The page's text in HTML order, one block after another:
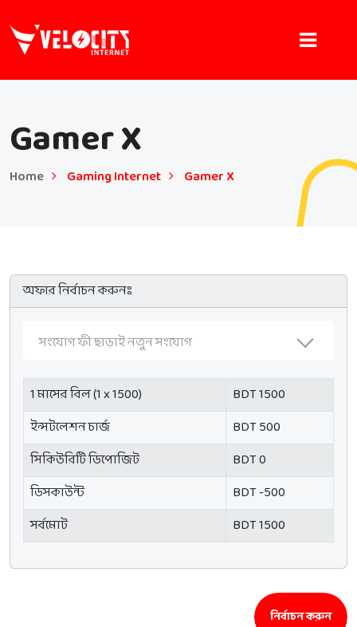
Gamer X
Home Gaming Internet Gamer X
অফার নির্বাচন করুনঃ
সংযোগ ফী ছাড়াই নতুন সংযোগ
1 মাসের বিল (1 x 1500)
BDT 1500
ইন্সটলেশন চার্জ
BDT 500
সিকিউরিটি ডিপোজিট
BDT 0
ডিসকাউন্ট
BDT -500
সর্বমোট
BDT 1500
নির্বাচন করুন